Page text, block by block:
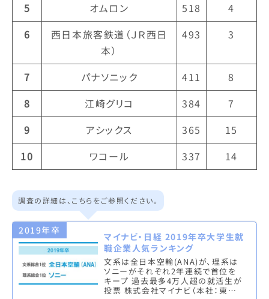
5
オムロン 518
4
6
西日本旅客鉄道（ＪＲ西日
本）
493 3
7 パナソニック 411
8
8
江崎グリコ 384
7
9
アシックス 365
15
10
ワコール 337 14
調査の詳細は、こちらをご参照ください。
2019年卒
マイナビ・日経 2019年卒大学生就
職企業人気ランキング
文系は全日本空輸(ANA)が、理系は
ソニーがそれぞれ2年連続で首位を
キープ 過去最多4万人超の就活生が
投票 株式会社マイナビ（本社：東京